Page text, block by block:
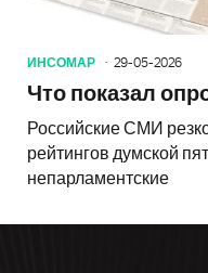
ИНСОМАР 29-05-2026
Что показал
Российские СМИ
рейтингов думской
непарламентские